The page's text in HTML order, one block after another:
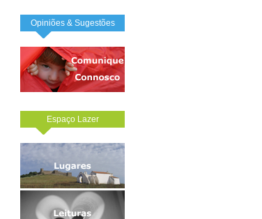
Opiniões & Sugestões
Espaço Lazer